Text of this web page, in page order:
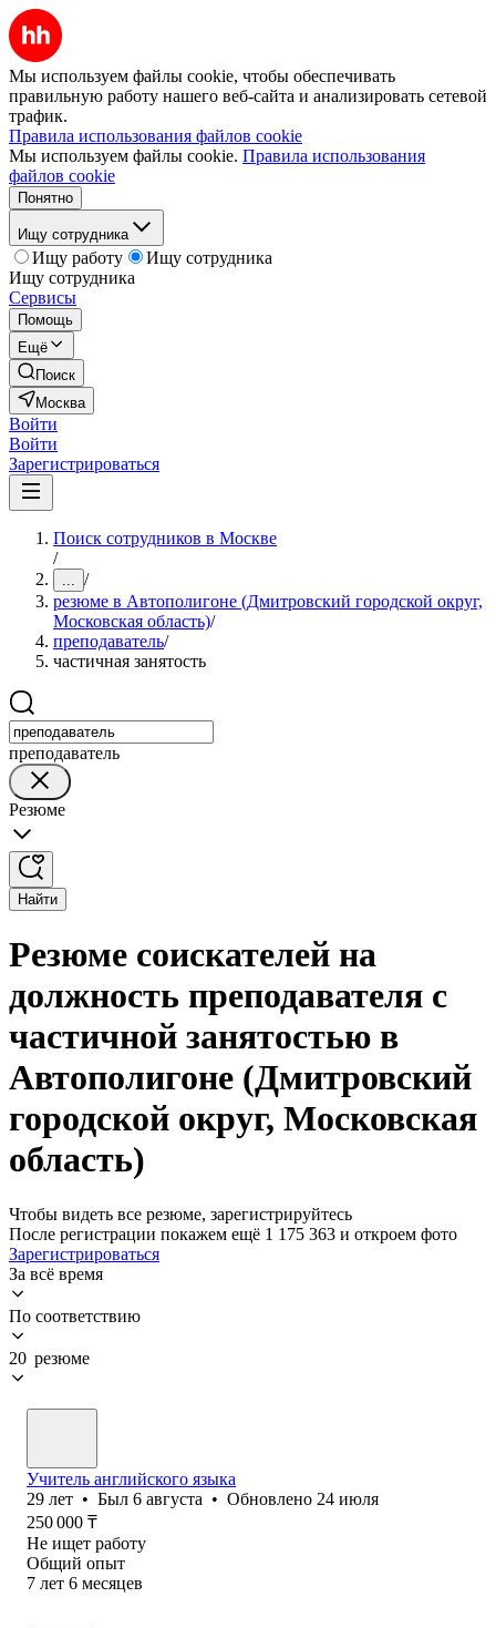
Мы используем файлы cookie, чтобы обеспечивать
правильную работу нашего веб-сайта и анализировать сетевой
трафик.
Правила использования файлов cookie
Мы используем файлы cookie. Правила использования
файлов cookie
Понятно
Ищу сотрудника
Ищу работу
Ищу сотрудника
Ищу сотрудника
Сервисы
Помощь
Ещё
Поиск
Москва
Войти
Войти
Зарегистрироваться
Поиск сотрудников в Москве
/
... /
резюме в Автополигоне (Дмитровский городской округ,
Московская область)/
преподаватель/
частичная занятость
преподаватель
Резюме
Найти
Резюме соискателей на
должность преподавателя с
частичной занятостью в
Автополигоне (Дмитровский
городской округ, Московская
область)
Чтобы видеть все резюме, зарегистрируйтесь
После регистрации покажем ещё 1 175 363 и откроем фото
Зарегистрироваться
За всё время
По соответствию
20 резюме
Учитель английского языка
29 лет • Был 6 августа • Обновлено 24 июля
250 000 ₸
Не ищет работу
Общий опыт
7 лет 6 месяцев